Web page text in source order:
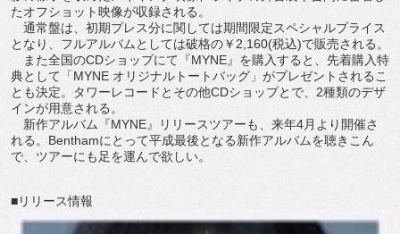
たオフショット映像が収録される。
通常盤は、初期プレス分に関しては期間限定スペシャルプライス
となり、フルアルバムとしては破格の￥2,160(税込)で販売される。
また全国のCDショップにて『MYNE』を購入すると、先着購入特
典として「MYNE オリジナルトートバッグ」がプレゼントされるこ
とも決定。タワーレコードとその他CDショップとで、2種類のデザ
インが用意される。
新作アルバム『MYNE』リリースツアーも、来年4月より開催さ
れる。Benthamにとって平成最後となる新作アルバムを聴きこん
で、ツアーにも足を運んで欲しい。
■リリース情報